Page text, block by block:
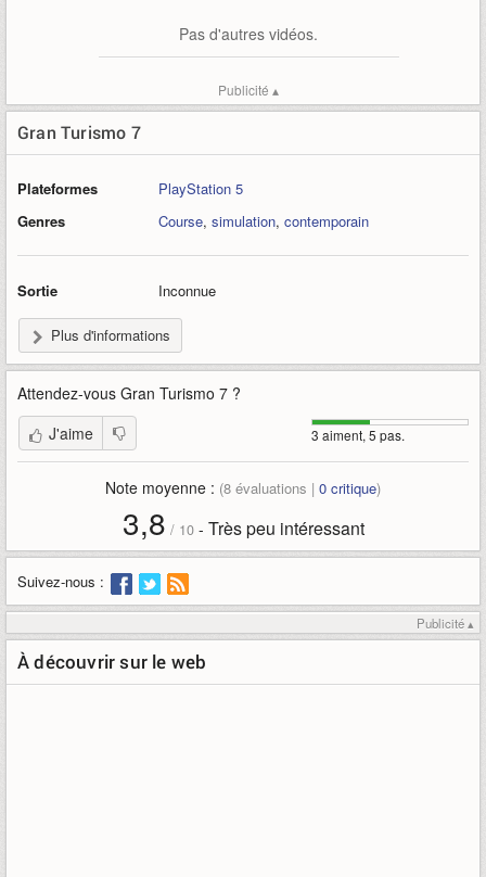
Pas d'autres vidéos.
Publicité ▴
Gran Turismo 7
Plateformes
PlayStation 5
Genres
Course, simulation, contemporain
Sortie Inconnue
Plus d'informations
Attendez-vous Gran Turismo 7 ?
3 aiment, 5 pas.
J'aime
Note moyenne : (8 évaluations | 0 critique)
3,8 / 10- Très peu intéressant
Suivez-nous :
Publicité ▴
À découvrir sur le web